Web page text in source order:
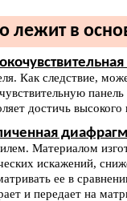
лежит в
Как следствие,
достичь
Материалом
искажений,
ее в
и передает на